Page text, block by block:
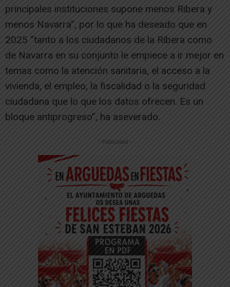
principales instituciones supone menos Ribera y
menos Navarra”, por lo que ha deseado que en
2025 “tanto a los ciudadanos de la Ribera como
de Navarra en su conjunto le empiece a ir mejor en
temas como la atención sanitaria, el acceso a la
vivienda, el empleo, la fiscalidad o la seguridad
ciudadana que lo que los datos ofrecen. Es un
bloque antiprogreso”, ha aseverado.
-- Publicidad --